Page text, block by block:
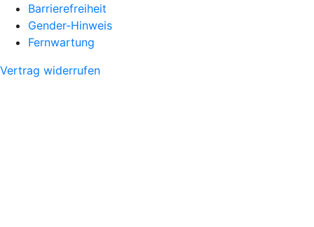
Barrierefreiheit
Gender-Hinweis
Fernwartung
Vertrag widerrufen